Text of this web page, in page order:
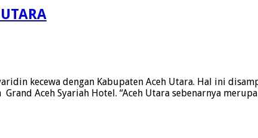
kecewa dengan Kabupaten Aceh Utara. Hal ini
Aceh Syariah Hotel. “Aceh Utara sebenarnya